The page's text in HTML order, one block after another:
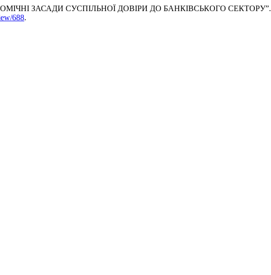
ЗАСАДИ СУСПІЛЬНОЇ ДОВІРИ ДО БАНКІВСЬКОГО СЕКТОРУ”.
688.